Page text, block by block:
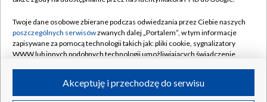
Rada Programowa
System NOS
Informacje o nadawcy
Program dla prasy
Kontakt
Kanały
Twoje dane osobowe zbierane podczas odwiedzania przez Ciebie naszych
poszczególnych serwisówzwanych dalej „Portalem”, w tym informacje
zapisywane za pomocą technologii takich jak: pliki cookie, sygnalizatory
WWW lub innych podobnych technologii umożliwiających świadczenie
ruchu w Internecie.Akceptuję i przechodzę do serwisu